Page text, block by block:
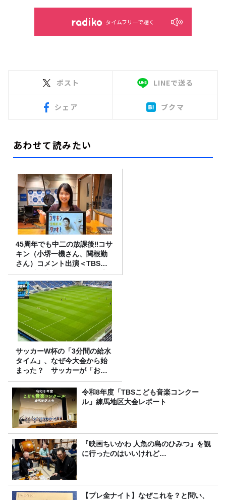
タイムフリーで聴く
ポスト LINEで送る
シェア ブクマ
あわせて読みたい
45周年でも中二の放課後‼コサ
キン（小堺一機さん、関根勤
さん）コメント出演＜TBSラ
ジオ番組審議会からのご報告
＞
サッカーW杯の「3分間の給水
タイム」、なぜ今大会から始
まった？ サッカーが「お
金」に変わる仕組み
令和8年度「TBSこども音楽コンクー
ル」練馬地区大会レポート
『映画ちいかわ 人魚の島のひみつ』を観
に行ったのはいいけれど…
【プレ金ナイト】なぜこれを？と問い、